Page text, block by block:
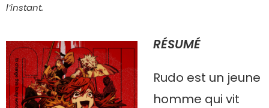
l’instant.
RÉSUMÉ
Rudo est un jeune
homme qui vit